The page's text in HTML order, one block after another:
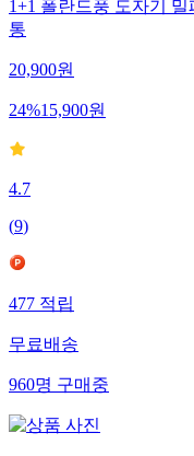
1+1 폴란드풍 도자기
통
20,900원
24%15,900원
4.7
(9)
477적립
무료배송
960명구매중